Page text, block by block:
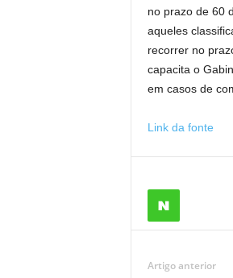
no prazo de 60
aqueles
recorrer no
capacita o
em casos de
Link da fonte
Artigo anterior